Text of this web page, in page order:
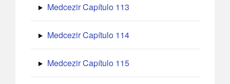
Medcezir Capítulo 113
Medcezir Capítulo 114
Medcezir Capítulo 115